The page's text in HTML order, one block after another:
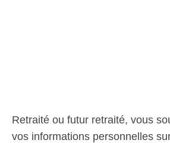
Retraité ou futur retraité, vous
vos informations personnelles